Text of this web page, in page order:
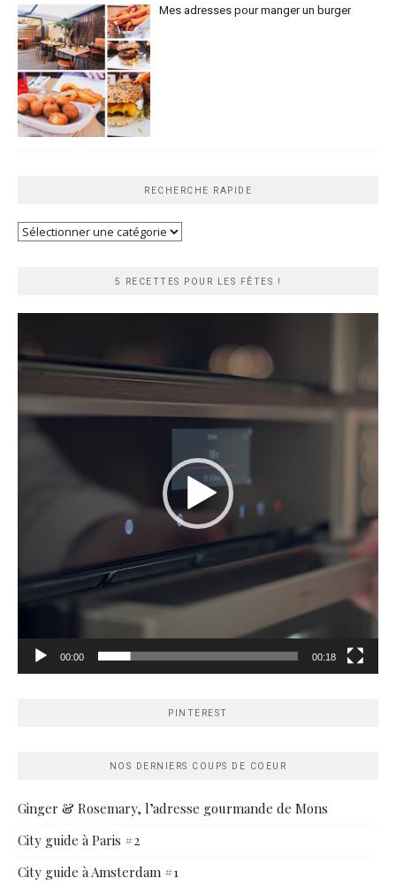
Mes adresses pour manger un burger
RECHERCHE RAPIDE
Recherche
5 RECETTES POUR LES FÊTES !
00:00 00:18
PINTEREST
NOS DERNIERS COUPS DE COEUR
Ginger & Rosemary, l’adresse gourmande de Mons
City guide à Paris #2
City guide à Amsterdam #1